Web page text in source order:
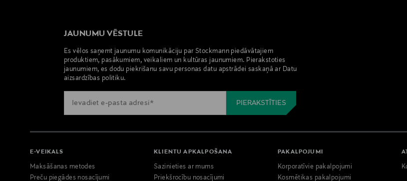
JAUNUMU VĒSTULE
Es vēlos saņemt jaunumu komunikāciju par Stockmann piedāvātajiem
produktiem, pasākumiem, veikaliem un kultūras jaunumiem. Pierakstoties
jaunumiem, es dodu piekrišanu savu personas datu apstrādei saskaņā ar Datu
aizsardzības politiku.
E-VEIKALS
Maksāšanas metodes
Preču piegādes nosacījumi
KLIENTU APKALPOŠANA
Sazinieties ar mums
Priekšrocību nosacījumi
PAKALPOJUMI
Korporatīvie pakalpojumi
Kosmētikas pakalpojumi